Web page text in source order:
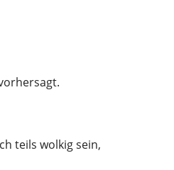
teils wolkig sein,